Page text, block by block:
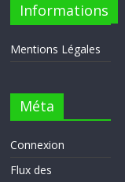
Informations
Mentions Légales
Méta
Connexion
Flux des